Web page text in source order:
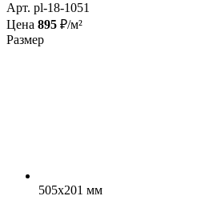
Арт. pl-18-1051
Цена 895 ₽/м²
Размер
505x201 мм